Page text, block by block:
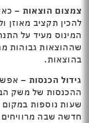
צמצום הוצאות –
להכין תקציב מאוזן
המינוס מעיד על
שההוצאות גבוהות
בהוצאות.
גידול הכנסות –
ההכנסות של משק
שעות נוספות
חדשה שבה